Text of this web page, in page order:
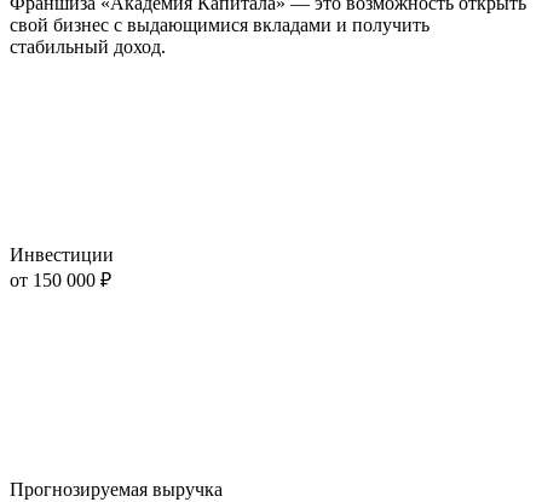
свой бизнес с выдающимися вкладами и получить
стабильный доход.
Инвестиции
от 150 000 ₽
Прогнозируемая выручка